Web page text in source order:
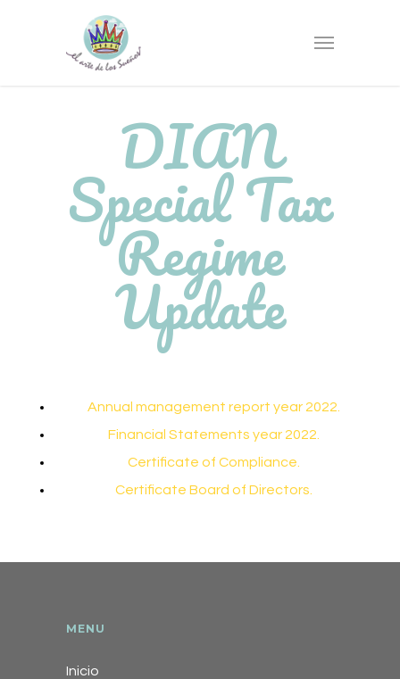
DIAN
Special Tax
Regime
Update
Annual management report year 2022.
Financial Statements year 2022.
Certificate of Compliance.
Certificate Board of Directors.
MENU
Inicio